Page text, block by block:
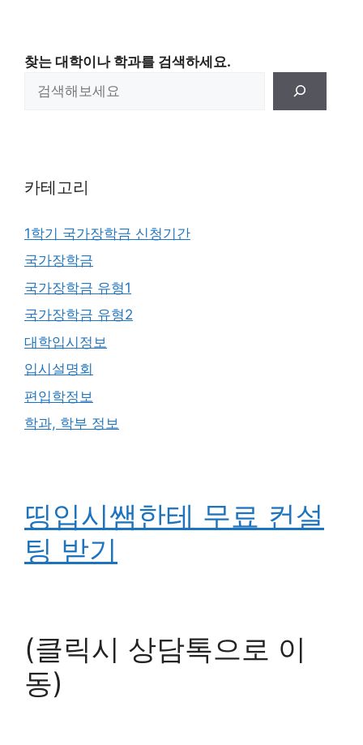
찾는 대학이나 학과를 검색하세요.
카테고리
1학기 국가장학금 신청기간
국가장학금
국가장학금 유형1
국가장학금 유형2
대학입시정보
입시설명회
편입학정보
학과, 학부 정보
띵입시쌤한테 무료 컨설
팅 받기
(클릭시 상담톡으로 이
동)